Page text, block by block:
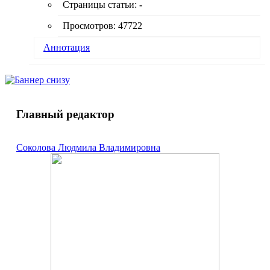
качества стекла. Табл. 1, библиогр.: 3 назв.
Страницы статьи: -
Просмотров: 47722
Аннотация
адаптированной зарубежной технологии
медицинской промышленности, предложены
миссия и основные стратегические направления
стратегическая карта, а также определены
целевые значения сбалансированной системы
показателей. Табл. 1, ил. 1.
Главный редактор
Соколова Людмила Владимировна